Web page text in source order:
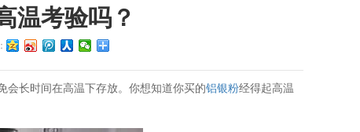
温考验吗？
会长时间在高温下存放。你想知道你买的铝银粉经得起高温